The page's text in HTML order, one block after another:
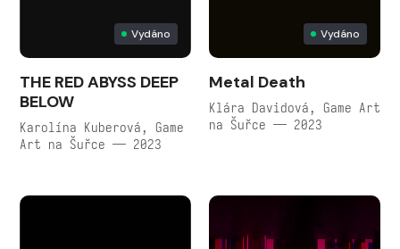
Vydáno
THE RED ABYSS DEEP
BELOW
Karolína Kuberová, Game
Art na Šuřce — 2023
Vydáno
Metal Death
Klára Davidová, Game Art
na Šuřce — 2023